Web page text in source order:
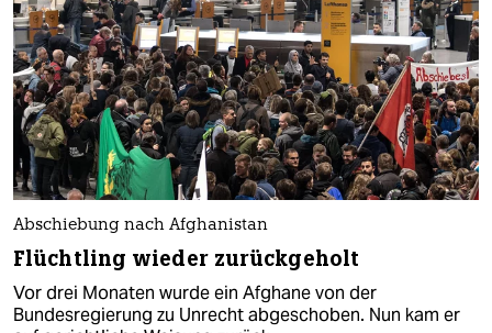
Abschiebung nach Afghanistan
Flüchtling wieder zurückgeholt
Vor drei Monaten wurde ein Afghane von der
Bundesregierung zu Unrecht abgeschoben. Nun kam er